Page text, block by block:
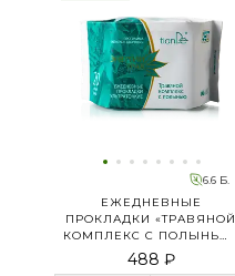
6.6 Б.
ЕЖЕДНЕВНЫЕ
ПРОКЛАДКИ «ТРАВЯНОЙ
КОМПЛЕКС С ПОЛЫНЬЮ»
УЛЬТРАТОНКИЕ
488 ₽